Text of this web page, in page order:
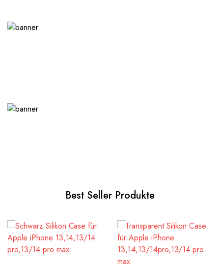
Best Seller Produkte